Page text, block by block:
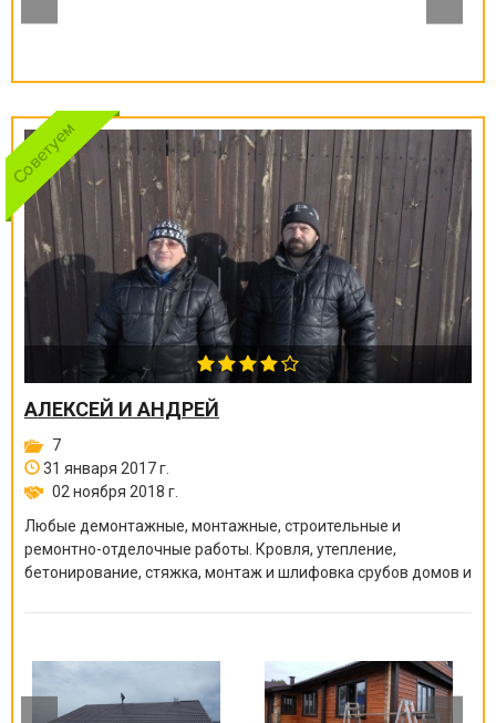
АЛЕКСЕЙ И АНДРЕЙ
7
31 января 2017 г.
02 ноября 2018 г.
Любые демонтажные, монтажные, строительные и
ремонтно-отделочные работы. Кровля, утепление,
бетонирование, стяжка, монтаж и шлифовка срубов домов и
другое.